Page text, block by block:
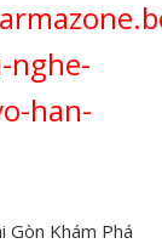
nghe-
han-